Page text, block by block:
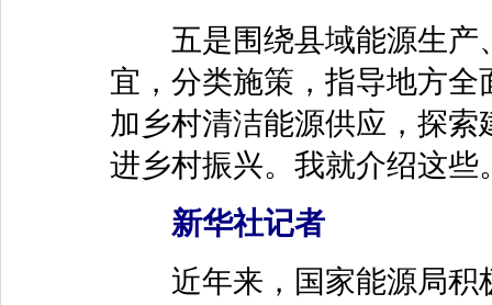
五是围绕县域能源生产
宜，分类施策，指导地方
加乡村清洁能源供应，探
进乡村振兴。我就介绍这些
新华社记者
近年来，国家能源局积